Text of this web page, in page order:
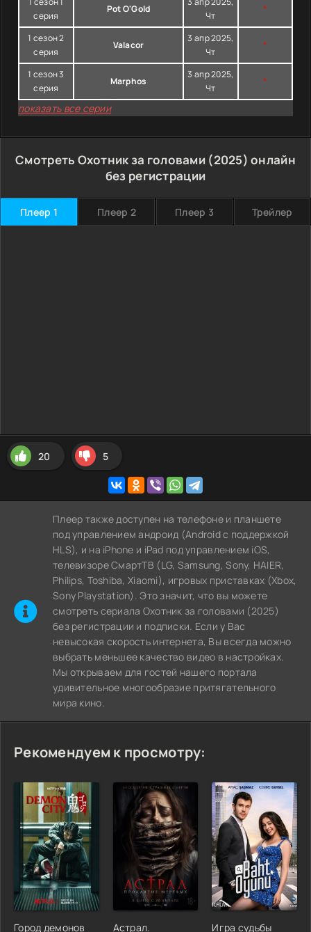
серия
Pot O'Gold
Чт
*
1 сезон 2
серия
Valacor
3 апр 2025,
Чт
*
1 сезон 3
серия
Marphos
3 апр 2025,
Чт
*
показать все серии
Смотреть Охотник за головами (2025) онлайн
без регистрации
Плеер 1 Плеер 2 Плеер 3 Трейлер
20 5
Плеер также доступен на телефоне и планшете
под управлением андроид (Android с поддержкой
HLS), и на iPhone и iPad под управлением iOS,
телевизоре СмартТВ (LG, Samsung, Sony, HAIER,
Philips, Toshiba, Xiaomi), игровых приставках (Xbox,
Sony Playstation). Это значит, что вы можете
cмотреть сериала Охотник за головами (2025)
без регистрации и подписки. Если у Вас
невысокая скорость интернета, Вы всегда можно
выбрать меньшее качество видео в настройках.
Мы открываем для гостей нашего портала
удивительное многообразие притягательного
мира кино.
Рекомендуем к просмотру:
Город демонов
Астрал.
Игра судьбы